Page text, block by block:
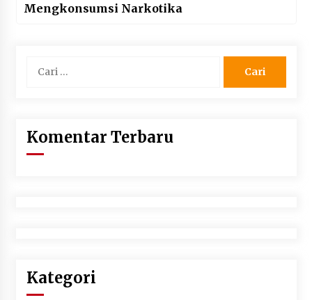
Mengkonsumsi Narkotika
untuk:
Komentar Terbaru
Kategori